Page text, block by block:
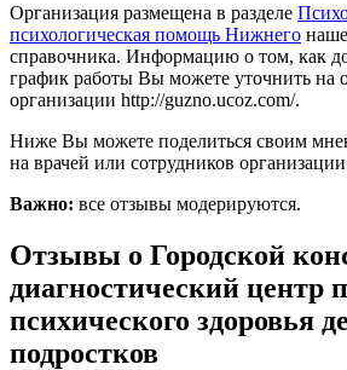
Организация размещена в разделе
психологическая помощь Нижнего
справочника. Информацию о том, как
график работы Вы можете уточнить на
организации http://guzno.ucoz.com/.
Ниже Вы можете поделиться своим
на врачей или сотрудников
Важно: все отзывы модерируются.
Отзывы о Городской
диагностический центр
психического здоровья
подростков